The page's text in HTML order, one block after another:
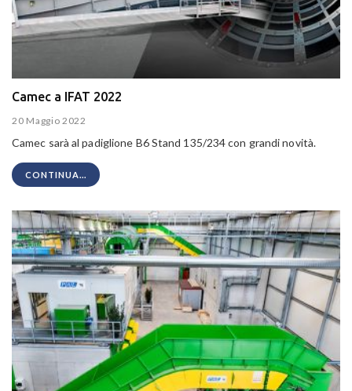
Camec a IFAT 2022
20 Maggio 2022
Camec sarà al padiglione B6 Stand 135/234 con grandi novità.
CONTINUA...